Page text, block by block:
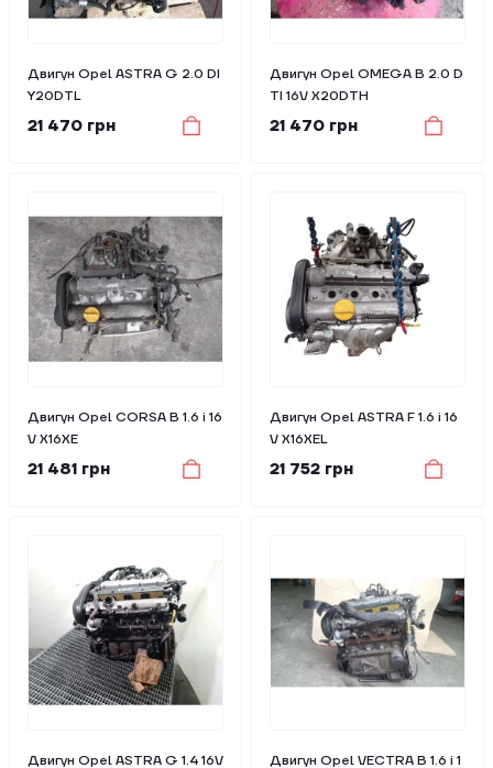
Двигун Opel ASTRA G 2.0 DI
Y20DTL
21 470 грн
Двигун Opel OMEGA B 2.0 D
TI 16V X20DTH
21 470 грн
Двигун Opel CORSA B 1.6 i 16
V X16XE
21 481 грн
Двигун Opel ASTRA F 1.6 i 16
V X16XEL
21 752 грн
Двигун Opel ASTRA G 1.4 16V Двигун Opel VECTRA B 1.6 i 1